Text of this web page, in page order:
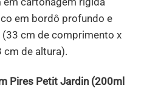
em bordô profundo e
cm de comprimento x
cm de altura).
Pires Petit Jardin (200ml